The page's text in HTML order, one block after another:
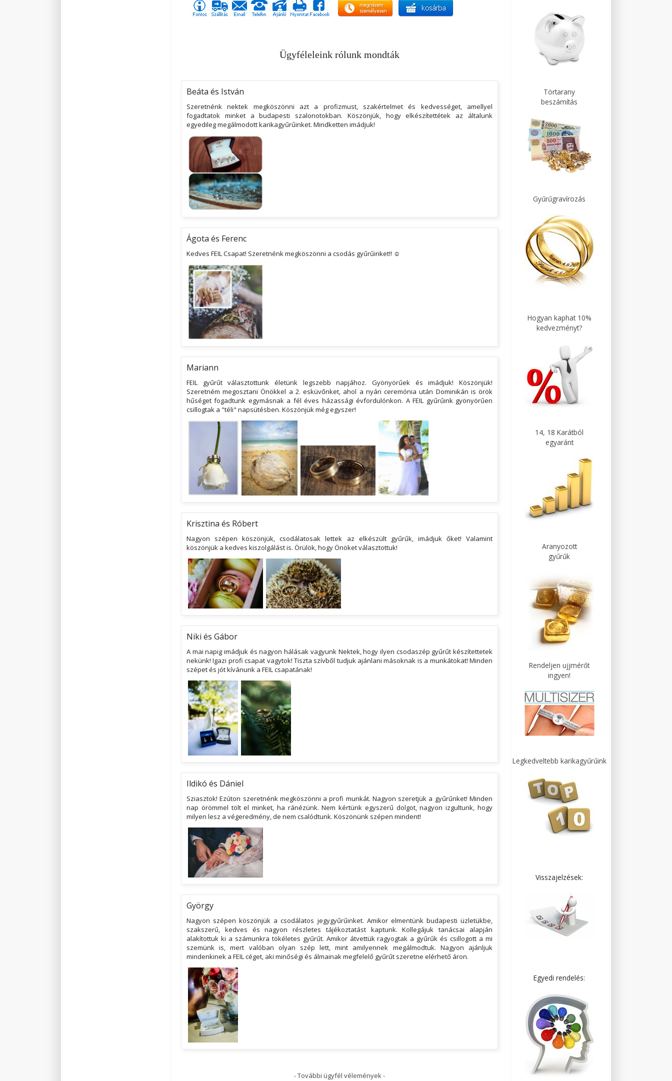
Ügyféleleink rólunk mondták
Beáta és István
Szeretnénk nektek megköszönni azt a profizmust, szakértelmet és kedvességet, amellyel
fogadtatok minket a budapesti szalonotokban. Köszönjük, hogy elkészítettétek az általunk
egyedileg megálmodott karikagyűrűinket. Mindketten imádjuk!
Ágota és Ferenc
Kedves FEIL Csapat! Szeretnénk megköszönni a csodás gyűrűinket!! ☺
Mariann
FEIL gyűrűt választottunk életünk legszebb napjához. Gyönyörűek és imádjuk! Köszönjük!
Szeretném megosztani Önökkel a 2. esküvőnket, ahol a nyári ceremónia után Dominikán is örök
hűséget fogadtunk egymásnak a fél éves házassági évfordulónkon. A FEIL gyűrűink gyönyörűen
csillogtak a "téli" napsütésben. Köszönjük még egyszer!
Krisztina és Róbert
Nagyon szépen köszönjük, csodálatosak lettek az elkészült gyűrűk, imádjuk őket! Valamint
köszönjük a kedves kiszolgálást is. Örülök, hogy Önöket választottuk!
Niki és Gábor
A mai napig imádjuk és nagyon hálásak vagyunk Nektek, hogy ilyen csodaszép gyűrűt készítettetek
nekünk! Igazi profi csapat vagytok! Tiszta szívből tudjuk ajánlani másoknak is a munkátokat! Minden
szépet és jót kívánunk a FEIL csapatának!
Ildikó és Dániel
Sziasztok! Ezúton szeretnénk megköszönni a profi munkát. Nagyon szeretjük a gyűrűnket! Minden
nap örömmel tölt el minket, ha ránézünk. Nem kértünk egyszerű dolgot, nagyon izgultunk, hogy
milyen lesz a végeredmény, de nem csalódtunk. Köszönünk szépen mindent!
György
Nagyon szépen köszönjük a csodálatos jegygyűrűinket. Amikor elmentünk budapesti üzletükbe,
szakszerű, kedves és nagyon részletes tájékoztatást kaptunk. Kollegájuk tanácsai alapján
alakítottuk ki a számunkra tökéletes gyűrűt. Amikor átvettük ragyogtak a gyűrűk és csillogott a mi
szemünk is, mert valóban olyan szép lett, mint amilyennek megálmodtuk. Nagyon ajánljuk
mindenkinek a FEIL céget, aki minőségi és álmainak megfelelő gyűrűt szeretne elérhető áron.
- További ügyfél vélemények -
Törtarany
beszámítás
Gyűrűgravírozás
Hogyan kaphat 10%
kedvezményt?
14, 18 Karátból
egyaránt
Aranyozott
gyűrűk
Rendeljen ujjmérőt
ingyen!
Legkedveltebb karikagyűrűink
Visszajelzések:
Egyedi rendelés: